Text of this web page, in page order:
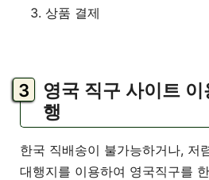
상품 결제
영국 직구 사이트
행
한국 직배송이 불가능하거나, 저
대행지를 이용하여 영국직구를